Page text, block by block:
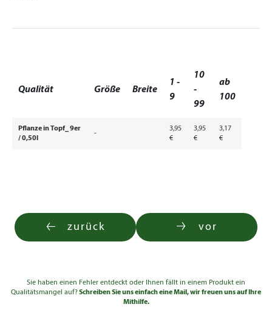
Qualität Größe Breite
1 -
9
10
-
99
ab
100
Pflanze in Topf_ 9er
/ 0,50l
-
3,95
€
3,95
€
3,17
€
zurück vor
Sie haben einen Fehler entdeckt oder Ihnen fällt in einem Produkt ein
Qualitätsmangel auf?Schreiben Sie uns einfach eine Mail, wir freuen uns auf Ihre
Mithilfe.